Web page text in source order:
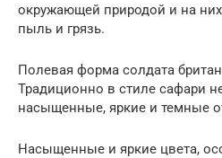
окружающей природой и на
пыль и грязь.
Полевая форма солдата
Традиционно в стиле сафари
насыщенные, яркие и темные
Насыщенные и яркие цвета,